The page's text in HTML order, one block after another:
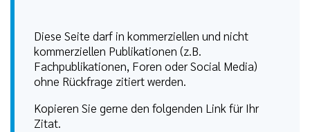
Diese Seite darf in kommerziellen und nicht
kommerziellen Publikationen (z.B.
Fachpublikationen, Foren oder Social Media)
ohne Rückfrage zitiert werden.
Kopieren Sie gerne den folgenden Link für Ihr
Zitat.